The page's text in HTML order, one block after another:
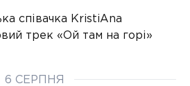
співачка KristiAna
трек «Ой там на горі»
6 СЕРПНЯ